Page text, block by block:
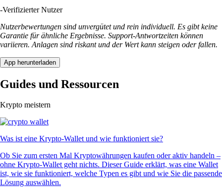
-Verifizierter Nutzer
Nutzerbewertungen sind unvergütet und rein individuell. Es gibt keine
Garantie für ähnliche Ergebnisse. Support-Antwortzeiten können
variieren. Anlagen sind riskant und der Wert kann steigen oder fallen.
App herunterladen
Guides und Ressourcen
Krypto meistern
Was ist eine Krypto-Wallet und wie funktioniert sie?
Ob Sie zum ersten Mal Kryptowährungen kaufen oder aktiv handeln –
ohne Krypto-Wallet geht nichts. Dieser Guide erklärt, was eine Wallet
ist, wie sie funktioniert, welche Typen es gibt und wie Sie die passende
Lösung auswählen.